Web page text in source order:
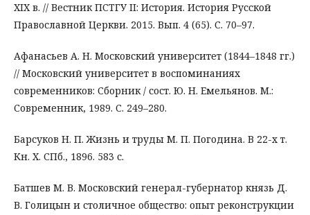
XIX в. // Вестник ПСТГУ II: История. История Русской
Православной Церкви. 2015. Вып. 4 (65). С. 70–97.
Афанасьев А. Н. Московский университет (1844–1848 гг.)
// Московский университет в воспоминаниях
современников: Сборник / сост. Ю. Н. Емельянов. М.:
Современник, 1989. С. 249–280.
Барсуков Н. П. Жизнь и труды М. П. Погодина. В 22-х т.
Кн. X. СПб., 1896. 583 с.
Батшев М. В. Московский генерал-губернатор князь Д.
В. Голицын и столичное общество: опыт реконструкции